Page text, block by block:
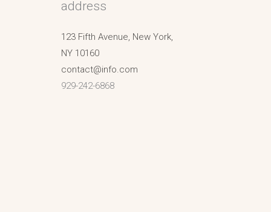
address
123 Fifth Avenue, New York,
NY 10160
contact@info.com
929-242-6868